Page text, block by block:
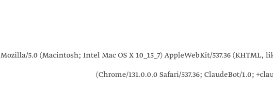
216.73.216.104 Mozilla/5.0 (Macintosh; Intel Mac OS X 10_15_7) AppleWebKit/537.36 (KHTML,
Chrome/131.0.0.0 Safari/537.36; ClaudeBot/1.0;